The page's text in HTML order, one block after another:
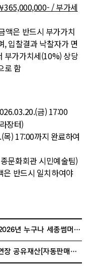
365,000,000- /부가세
액은 반드시 부가가치
,입찰결과 낙찰자가 면
부가가치세(10%) 상당
로 함
금) 17:00
장터)
목) 17:00까지 완료하여
문화회관 시민예술팀)
은 반드시 일치하여야
제외)
층 시민예술팀(서울시 종
[사전규격공개] <2026년 누구나 세종썸머페스티벌> 운영대행 용역
세종문화회관 공연장 공유재산[자동판매기] 유상 사용허가 입찰 공고